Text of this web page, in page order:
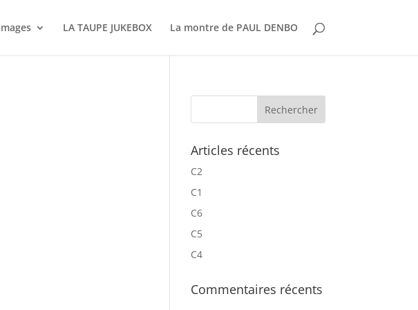
LA TAUPE JUKEBOX La montre de PAUL DENBO
Articles récents
C2
C1
C6
C5
C4
Commentaires récents